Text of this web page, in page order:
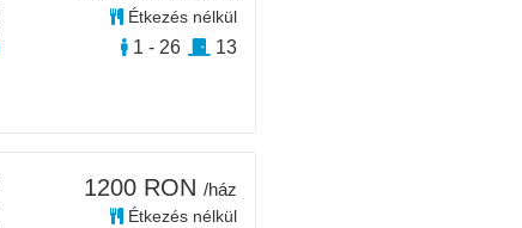
Étkezés nélkül
1 - 26 13
1200 RON /ház
Étkezés nélkül